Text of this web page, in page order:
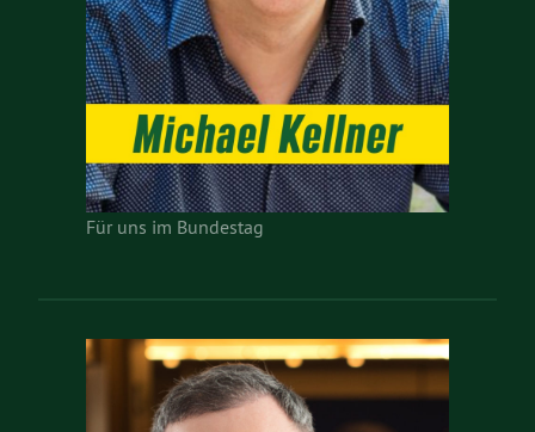
Für uns im Bundestag